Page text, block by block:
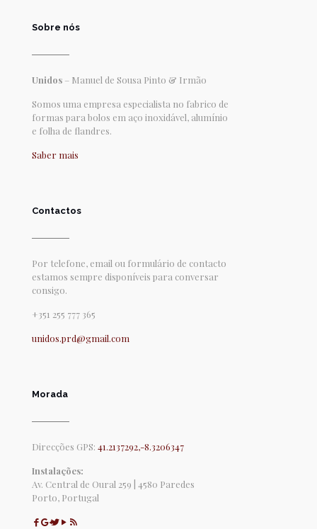
Sobre nós
Unidos – Manuel de Sousa Pinto & Irmão
Somos uma empresa especialista no fabrico de
formas para bolos em aço inoxidável, alumínio
e folha de flandres.
Saber mais
Contactos
Por telefone, email ou formulário de contacto
estamos sempre disponíveis para conversar
consigo.
+351 255 777 365
unidos.prd@gmail.com
Morada
Direcções GPS: 41.2137292,-8.3206347
Instalações:
Av. Central de Oural 259 | 4580 Paredes
Porto, Portugal